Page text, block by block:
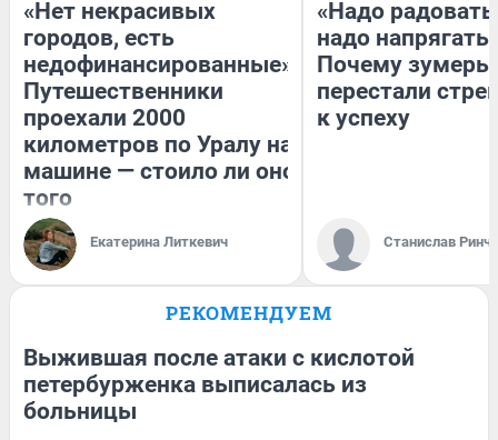
«Нет некрасивых
городов, есть
недофинансированные».
Путешественники
проехали 2000
километров по Уралу на
машине — стоило ли оно
того
Екатерина Литкевич
«Надо
надо
Почему зумеры
перестали
к успеху
Станислав
РЕКОМЕНДУЕМ
Выжившая после атаки с кислотой
петербурженка выписалась из
больницы